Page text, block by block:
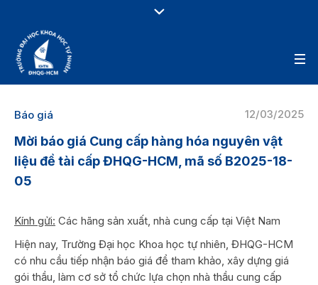
12/03/2025
Báo giá
Mời báo giá Cung cấp hàng hóa nguyên vật
liệu đề tài cấp ĐHQG-HCM, mã số B2025-18-
05
Kính gửi: Các hãng sản xuất, nhà cung cấp tại Việt Nam
Hiện nay, Trường Đại học Khoa học tự nhiên, ĐHQG-HCM
có nhu cầu tiếp nhận báo giá để tham khảo, xây dựng giá
gói thầu, làm cơ sở tổ chức lựa chọn nhà thầu cung cấp